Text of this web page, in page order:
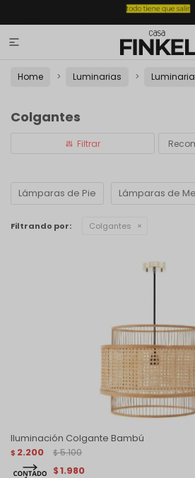

Home Luminarias
Colgantes
Lámparas de Pie Lámparas de
Filtrando por: Colgantes
Iluminación Colgante Bambú
$ 2.200 $ 5.100
$1.980